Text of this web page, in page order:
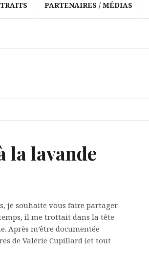
PARTENAIRES / MÉDIAS
la lavande
je souhaite vous faire partager
il me trottait dans la tête
Après m’être documentée
de Valérie Cupillard (et tout